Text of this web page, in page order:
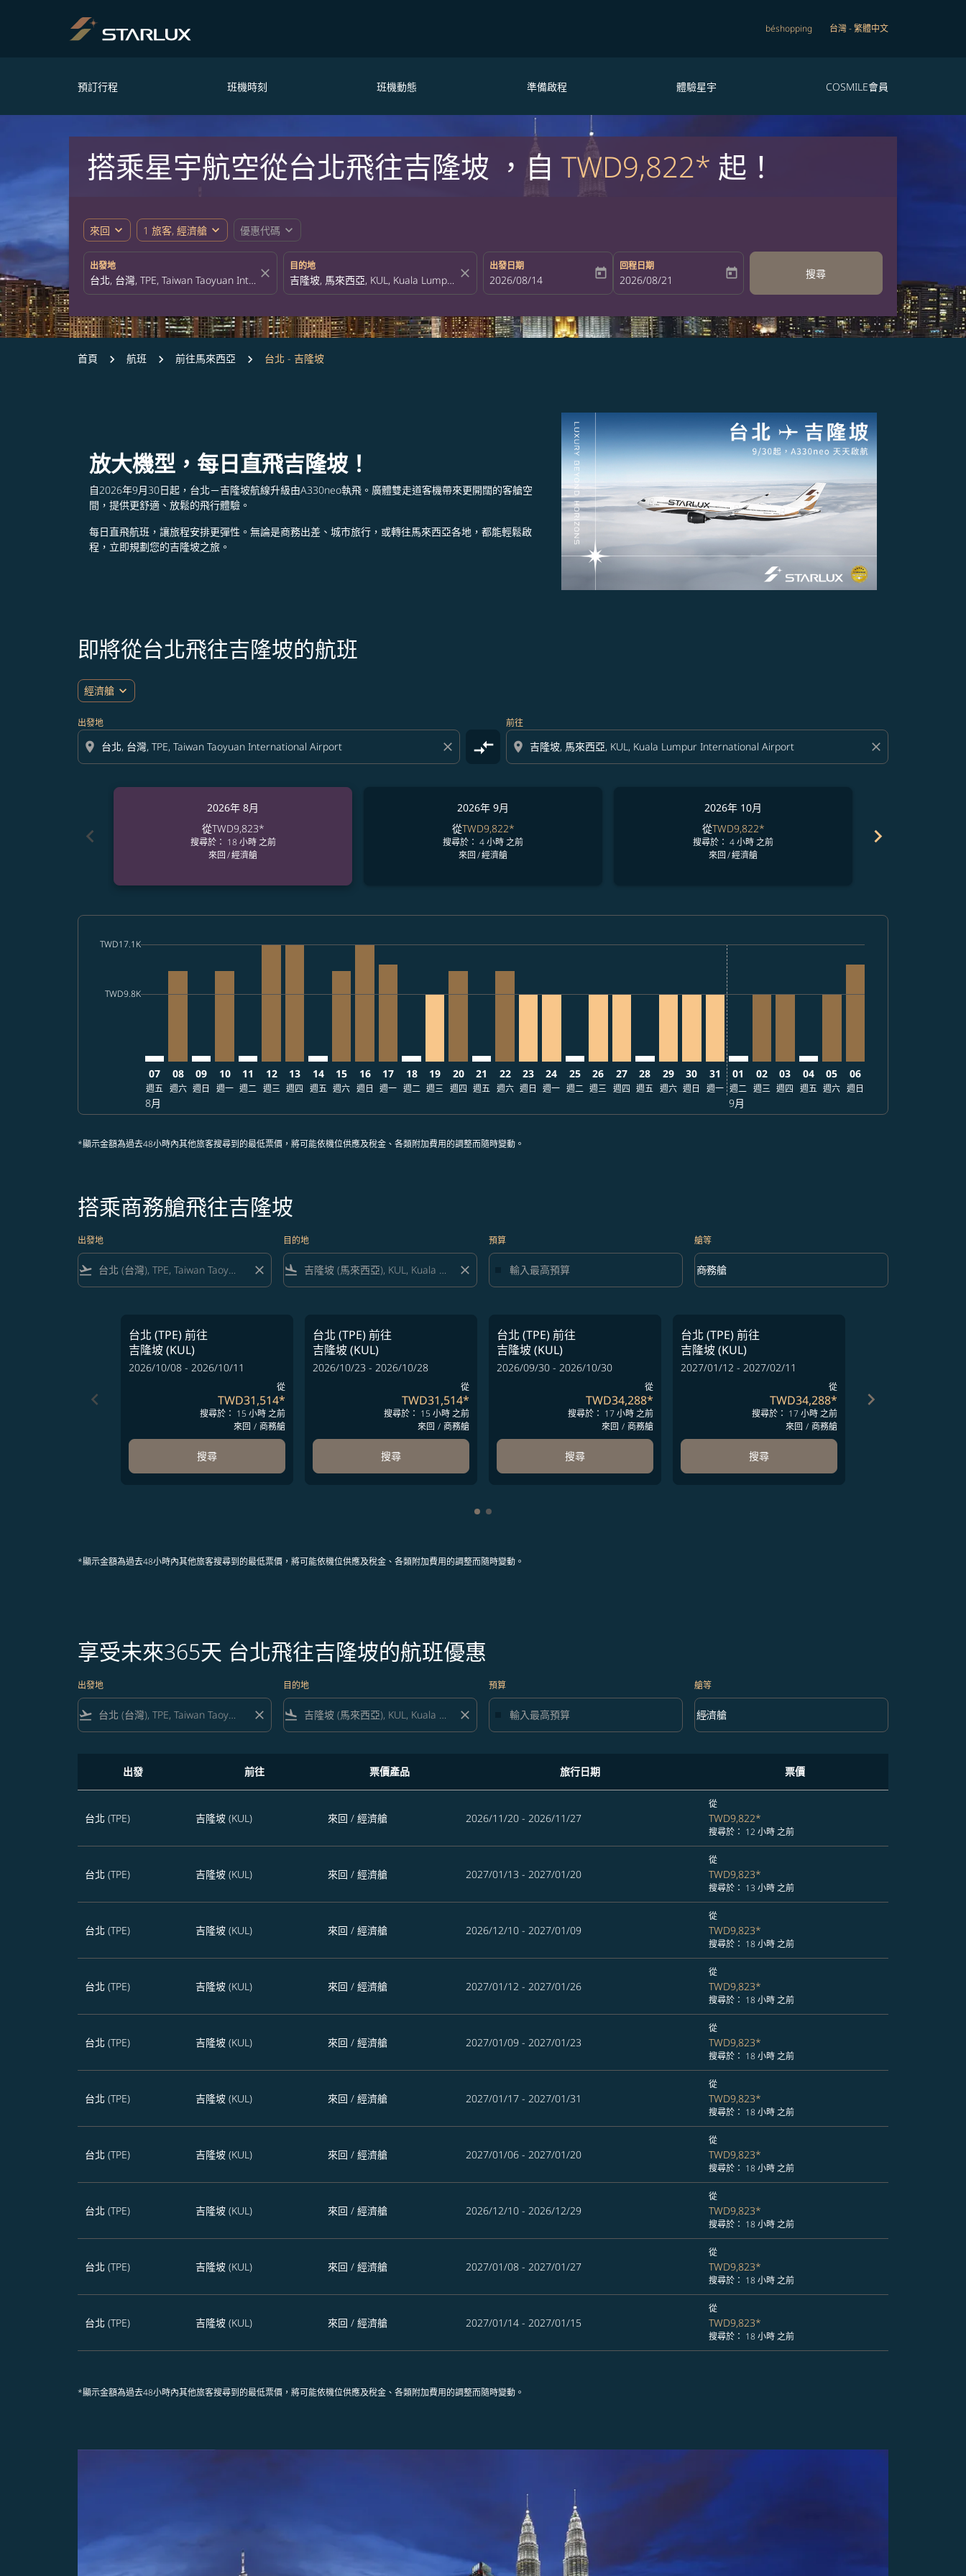
béshopping 台灣-繁體中文
預訂行程 班機時刻 班機動態 準備啟程 體驗星宇 COSMILE會員
搭乘星宇航空從台北飛往吉隆坡 ，自 TWD9,822* 起！
來回 expand_more 1 旅客, 經濟艙 expand_more 優惠代碼 expand_more
出發地
close
目的地
close
出發日期
fc-booking-departure-date-aria-label
2026/08/14 today
回程日期
fc-booking-return-date-aria-label
2026/08/21 today 搜尋
首頁 航班 前往馬來西亞 台北 - 吉隆坡
放大機型，每日直飛吉隆坡！
自2026年9月30日起，台北－吉隆坡航線升級由A330neo執飛。廣體雙走道客機帶來更開闊的客艙空
間，提供更舒適、放鬆的飛行體驗。
每日直飛航班，讓旅程安排更彈性。 無論是商務出差、城市旅行，或轉往馬來西亞各地，都能輕鬆啟
程，立即規劃您的吉隆坡之旅。
即將從台北飛往吉隆坡的航班
經濟艙 expand_more
出發地
location_on close compare_arrows
前往
location_on close
chevron_left
2026年 8月
從TWD9,823*
搜尋於： 18 小時 之前
來回/經濟艙
2026年 9月
從TWD9,822*
搜尋於： 4 小時 之前
來回/經濟艙
2026年 10月
從TWD9,822*
搜尋於： 4 小時 之前
來回/經濟艙
chevron_right
TWD9.8Kcmp-daily-histogram-bars-legend-min-price-aria-label TWD9.8K
TWD17.1Kcmp-daily-histogram-bars-legend-max-price-aria-label TWD17.1K
Displaying fares for 八月-2026
07
週五
8月
08
週六
09
週日
10
週一
11
週二
12
週三
13
週四
14
週五
15
週六
16
週日
17
週一
18
週二
19
週三
20
週四
21
週五
TPE–KUL, 2026/08/22 – 2026/09/02: 從 TWD13,147
22
週六
TPE–KUL, 2026/08/23 – 2026/09/19: 從 TWD9,823
23
週日
TPE–KUL, 2026/08/24 – 2026/09/19: 從 TWD9,823
24
週一
TPE–KUL: cmp-view-offers-disclaimer. 查找票價
25
週二
TPE–KUL, 2026/08/26 – 2026/09/07: 從 TWD9,823
26
週三
TPE–KUL, 2026/08/27 – 2026/09/21: 從 TWD9,823
27
週四
TPE–KUL: cmp-view-offers-disclaimer. 查找票價
28
週五
TPE–KUL, 2026/08/29 – 2026/09/09: 從 TWD9,823
29
週六
TPE–KUL, 2026/08/30 – 2026/09/07: 從 TWD9,823
30
週日
TPE–KUL, 2026/08/31 – 2026/09/02: 從 TWD9,823
31
週一
01
週二
9月
02
週三
03
週四
04
週五
05
週六
06
週日
*顯示金額為過去48小時內其他旅客搜尋到的最低票價，將可能依機位供應及稅金、各類附加費用的調整而隨時變動。
搭乘商務艙飛往吉隆坡
出發地
flight_takeoff close
目的地
flight_land close
預算 艙等
艙等 option 商務艙 Selected
商務艙
keyboard_arrow_down
keyboard_arrow_left
台北 (TPE)前往
吉隆坡 (KUL)
2026/10/08 - 2026/10/11
從
TWD31,514*
搜尋於： 15 小時 之前
來回 / 商務艙
搜尋
台北 (TPE)前往
吉隆坡 (KUL)
2026/10/23 - 2026/10/28
從
TWD31,514*
搜尋於： 15 小時 之前
來回 / 商務艙
搜尋
台北 (TPE)前往
吉隆坡 (KUL)
2026/09/30 - 2026/10/30
從
TWD34,288*
搜尋於： 17 小時 之前
來回 / 商務艙
搜尋
台北 (TPE)前往
吉隆坡 (KUL)
2027/01/12 - 2027/02/11
從
TWD34,288*
搜尋於： 17 小時 之前
來回 / 商務艙
搜尋
keyboard_arrow_right
顯示 cmp-pagination-showing-cards 1 to 4
顯示 cmp-pagination-showing-cards 5 to 6
*顯示金額為過去48小時內其他旅客搜尋到的最低票價，將可能依機位供應及稅金、各類附加費用的調整而隨時變動。
享受未來365天 台北飛往吉隆坡的航班優惠
出發地
flight_takeoff close
目的地
flight_land close
預算 艙等
艙等 option 經濟艙 Selected
經濟艙
keyboard_arrow_down
出發 前往 票價產品 旅行日期 票價
台北 (TPE) 吉隆坡 (KUL) 來回 / 經濟艙 2026/11/20 - 2026/11/27
從
TWD9,822*
搜尋於： 12 小時 之前
台北 (TPE) 吉隆坡 (KUL) 來回 / 經濟艙 2027/01/13 - 2027/01/20
從
TWD9,823*
搜尋於： 13 小時 之前
台北 (TPE) 吉隆坡 (KUL) 來回 / 經濟艙 2026/12/10 - 2027/01/09
從
TWD9,823*
搜尋於： 18 小時 之前
台北 (TPE) 吉隆坡 (KUL) 來回 / 經濟艙 2027/01/12 - 2027/01/26
從
TWD9,823*
搜尋於： 18 小時 之前
台北 (TPE) 吉隆坡 (KUL) 來回 / 經濟艙 2027/01/09 - 2027/01/23
從
TWD9,823*
搜尋於： 18 小時 之前
台北 (TPE) 吉隆坡 (KUL) 來回 / 經濟艙 2027/01/17 - 2027/01/31
從
TWD9,823*
搜尋於： 18 小時 之前
台北 (TPE) 吉隆坡 (KUL) 來回 / 經濟艙 2027/01/06 - 2027/01/20
從
TWD9,823*
搜尋於： 18 小時 之前
台北 (TPE) 吉隆坡 (KUL) 來回 / 經濟艙 2026/12/10 - 2026/12/29
從
TWD9,823*
搜尋於： 18 小時 之前
台北 (TPE) 吉隆坡 (KUL) 來回 / 經濟艙 2027/01/08 - 2027/01/27
從
TWD9,823*
搜尋於： 18 小時 之前
台北 (TPE) 吉隆坡 (KUL) 來回 / 經濟艙 2027/01/14 - 2027/01/15
從
TWD9,823*
搜尋於： 18 小時 之前
*顯示金額為過去48小時內其他旅客搜尋到的最低票價，將可能依機位供應及稅金、各類附加費用的調整而隨時變動。